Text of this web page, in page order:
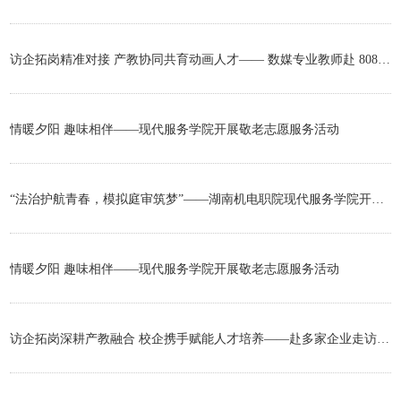
访企拓岗精准对接 产教协同共育动画人才—— 数媒专业教师赴 808 动画梦工厂长沙分公司开展校企调研
情暖夕阳 趣味相伴——现代服务学院开展敬老志愿服务活动
“法治护航青春，模拟庭审筑梦”——​湖南机电职院现代服务学院开展模拟法庭活动
情暖夕阳 趣味相伴——现代服务学院开展敬老志愿服务活动
访企拓岗深耕产教融合 校企携手赋能人才培养——赴多家企业走访洽谈合作